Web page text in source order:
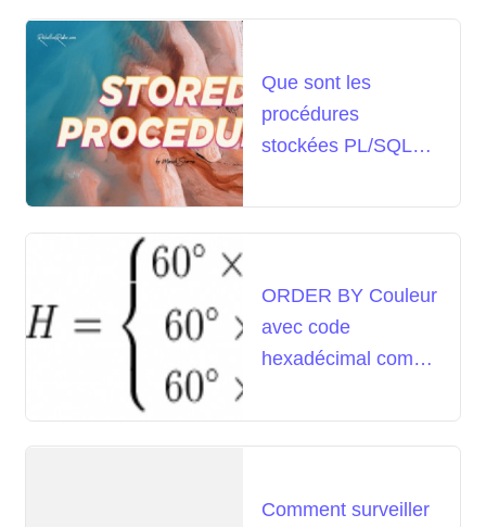
Que sont les
procédures
stockées PL/SQL
données Oracle
ORDER BY Couleur
avec code
hexadécimal comme
Comment surveiller